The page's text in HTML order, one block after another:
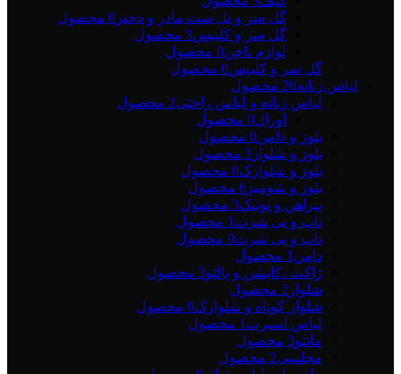
گل سر و تل ست مادر و دختر 0 محصول
گل سر و کلیپس3 محصول
لوازم ناخن0 محصول
گل سر و کلیپس0 محصول
لباس زنانه20 محصول
لباس زنانه و لباس راحتی2 محصول
اورال0 محصول
بلوز و دامن0 محصول
بلوز و شلوار 3 محصول
بلوز و شلوارک0 محصول
بلوز و شومیز 6 محصول
پیراهن و تونیک3 محصول
تاپ و تی شرت 1 محصول
تاپ و تی شرت0 محصول
دامن 1 محصول
ژاکت ،کاپشن و پالتو3 محصول
شلوار 2 محصول
شلوار کوتاه و شلوارک0 محصول
لباس اسپرت 1 محصول
مانتو3 محصول
مجلسی2 محصول